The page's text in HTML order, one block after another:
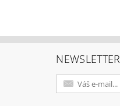
NEWSLETTER